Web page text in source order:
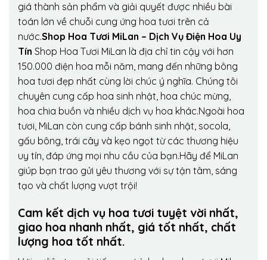
giá thành sản phẩm và giải quyết được nhiều bài
toán lớn về chuỗi cung ứng hoa tươi trên cả
nước.Shop Hoa Tươi MiLan – Dịch Vụ Điện Hoa Uy
Tín Shop Hoa Tươi MiLan là địa chỉ tin cậy với hơn
150.000 điện hoa mỗi năm, mang đến những bông
hoa tươi đẹp nhất cùng lời chúc ý nghĩa. Chúng tôi
chuyên cung cấp hoa sinh nhật, hoa chúc mừng,
hoa chia buồn và nhiều dịch vụ hoa khác.Ngoài hoa
tươi, MiLan còn cung cấp bánh sinh nhật, socola,
gấu bông, trái cây và kẹo ngọt từ các thương hiệu
uy tín, đáp ứng mọi nhu cầu của bạn.Hãy để MiLan
giúp bạn trao gửi yêu thương với sự tận tâm, sáng
tạo và chất lượng vượt trội!
Cam kết dịch vụ hoa tươi tuyệt vời nhất,
giao hoa nhanh nhất, giá tốt nhất, chất
lượng hoa tốt nhất.